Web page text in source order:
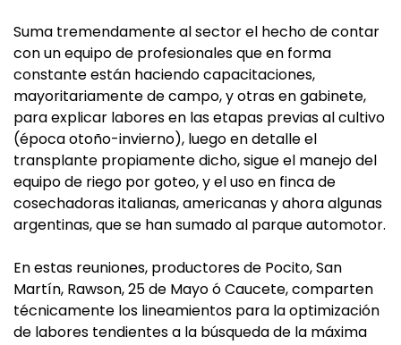
Suma tremendamente al sector el hecho de contar
con un equipo de profesionales que en forma
constante están haciendo capacitaciones,
mayoritariamente de campo, y otras en gabinete,
para explicar labores en las etapas previas al cultivo
(época otoño-invierno), luego en detalle el
transplante propiamente dicho, sigue el manejo del
equipo de riego por goteo, y el uso en finca de
cosechadoras italianas, americanas y ahora algunas
argentinas, que se han sumado al parque automotor.
En estas reuniones, productores de Pocito, San
Martín, Rawson, 25 de Mayo ó Caucete, comparten
técnicamente los lineamientos para la optimización
de labores tendientes a la búsqueda de la máxima